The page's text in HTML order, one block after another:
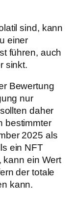
sind, kann
einer
führen, auch
sinkt.
Bewertung
nur
daher
bestimmter
2025 als
ein NFT
kann ein Wert
der totale
kann.